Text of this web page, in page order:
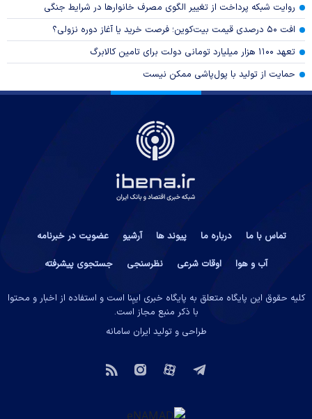
روایت شبکه پرداخت از تغییر الگوی مصرف خانوار‌ها در شرایط جنگی
افت ۵۰ درصدی قیمت بیت‌کوین؛ فرصت خرید یا آغاز دوره نزولی؟
تعهد ۱۱۰۰ هزار میلیارد تومانی دولت برای تامین کالابرگ
حمایت از تولید با پول‌پاشی ممکن نیست
تماس با ما درباره ما پیوند ها آرشیو
عضویت در خبرنامه
آب و هوا
اوقات شرعی نظرسنجی جستجوی پیشرفته
کلیه حقوق این پایگاه متعلق به پایگاه خبری ایبِنا است و استفاده از اخبار و محتوا
با ذکر منبع مجاز است.
طراحی و تولید ایران سامانه